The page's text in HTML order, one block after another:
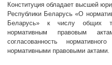
Конституция обладает высшей
Республики Беларусь «О
Беларусь» к числу общих
нормативным правовым
согласованность
нормативными правовыми актами.